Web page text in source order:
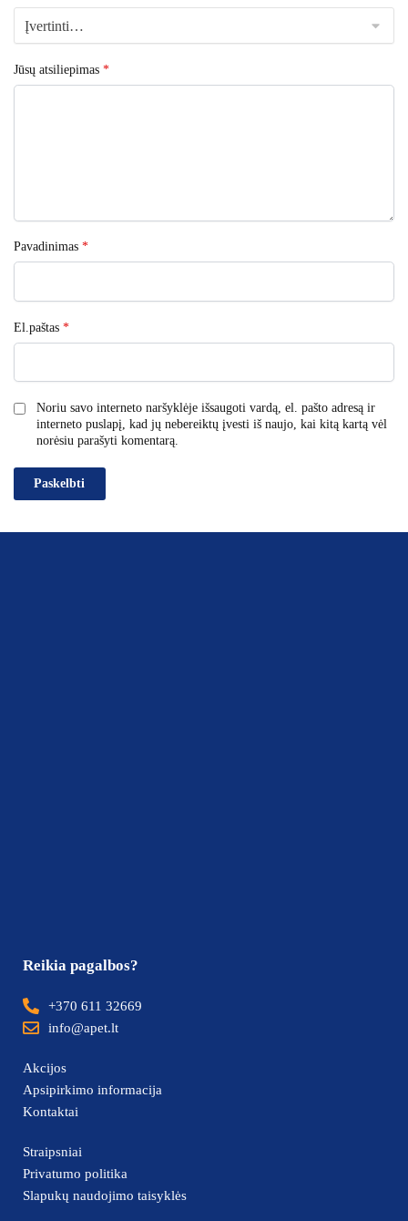
Jūsų atsiliepimas *
Pavadinimas *
El.paštas *
Noriu savo interneto naršyklėje išsaugoti vardą, el. pašto adresą ir
interneto puslapį, kad jų nebereiktų įvesti iš naujo, kai kitą kartą vėl
norėsiu parašyti komentarą.
Reikia pagalbos?
+370 611 32669
info@apet.lt
Akcijos
Apsipirkimo informacija
Kontaktai
Straipsniai
Privatumo politika
Slapukų naudojimo taisyklės